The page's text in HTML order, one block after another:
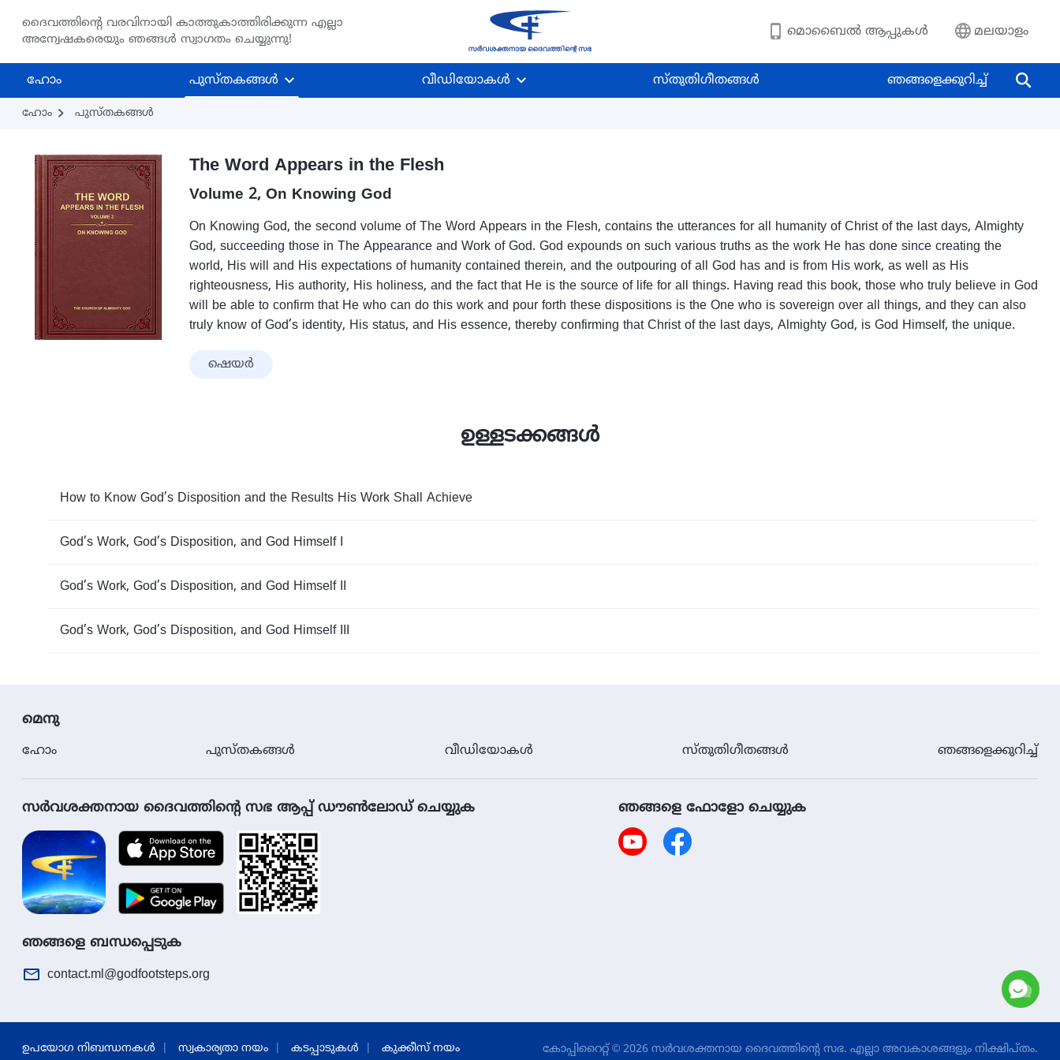
ദൈവത്തിന്‍റെ വരവിനായി കാത്തുകാത്തിരിക്കുന്ന എല്ലാ
അന്വേഷകരെയും ഞങ്ങൾ സ്വാഗതം ചെയ്യുന്നു!
മൊബൈല്‍ ആപ്പുകള്‍ മലയാളം
ഹോം പുസ്തകങ്ങള്‍ വീഡിയോകള്‍ സ്തുതിഗീതങ്ങള്‍ ഞങ്ങളെക്കുറിച്ച്
ഹോം പുസ്തകങ്ങള്‍
The Word Appears in the Flesh
Volume 2, On Knowing God
On Knowing God, the second volume of The Word Appears in the Flesh, contains the utterances for all humanity of Christ of the last days, Almighty
God, succeeding those in The Appearance and Work of God. God expounds on such various truths as the work He has done since creating the
world, His will and His expectations of humanity contained therein, and the outpouring of all God has and is from His work, as well as His
righteousness, His authority, His holiness, and the fact that He is the source of life for all things. Having read this book, those who truly believe in God
will be able to confirm that He who can do this work and pour forth these dispositions is the One who is sovereign over all things, and they can also
truly know of God’s identity, His status, and His essence, thereby confirming that Christ of the last days, Almighty God, is God Himself, the unique.
ഷെയര്‍
ഉള്ളടക്കങ്ങള്‍
How to Know God’s Disposition and the Results His Work Shall Achieve
God’s Work, God’s Disposition, and God Himself I
God’s Work, God’s Disposition, and God Himself II
God’s Work, God’s Disposition, and God Himself III
മെനു
ഹോം പുസ്തകങ്ങള്‍ വീഡിയോകള്‍ സ്തുതിഗീതങ്ങള്‍ ഞങ്ങളെക്കുറിച്ച്
സര്‍വശക്തനായ ദൈവത്തിൻ്റെ സഭ ആപ്പ് ഡൗൺലോഡ് ചെയ്യുക
ഞങ്ങളെ ബന്ധപ്പെടുക
contact.ml@godfootsteps.org
ഞങ്ങളെ ഫോളോ ചെയ്യുക
ഉപയോഗ നിബന്ധനകള്‍ സ്വകാര്യതാ നയം കടപ്പാടുകള്‍ കുക്കീസ് നയം കോപ്പിറൈറ്റ് © 2026 സര്‍വശക്തനായ ദൈവത്തിന്‍റെ സഭ. എല്ലാ അവകാശങ്ങളും നിക്ഷിപ്തം.